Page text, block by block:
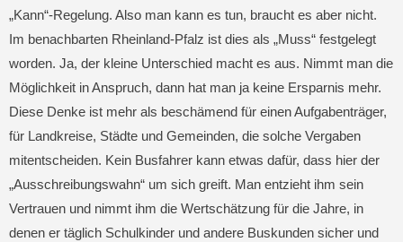
„Kann“-Regelung. Also man kann es tun, braucht es aber nicht.
Im benachbarten Rheinland-Pfalz ist dies als „Muss“ festgelegt
worden. Ja, der kleine Unterschied macht es aus. Nimmt man die
Möglichkeit in Anspruch, dann hat man ja keine Ersparnis mehr.
Diese Denke ist mehr als beschämend für einen Aufgabenträger,
für Landkreise, Städte und Gemeinden, die solche Vergaben
mitentscheiden. Kein Busfahrer kann etwas dafür, dass hier der
„Ausschreibungswahn“ um sich greift. Man entzieht ihm sein
Vertrauen und nimmt ihm die Wertschätzung für die Jahre, in
denen er täglich Schulkinder und andere Buskunden sicher und